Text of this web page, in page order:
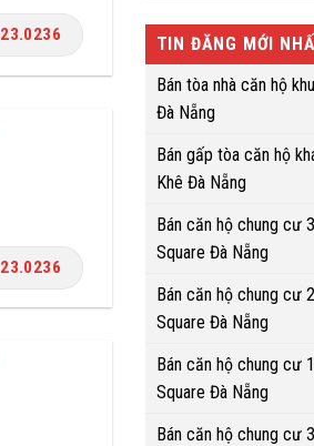
TIN ĐĂNG MỚI
Bán tòa nhà căn hộ
Đà Nẵng
Bán gấp tòa căn hộ
Khê Đà Nẵng
Bán căn hộ chung cư
Square Đà Nẵng
Bán căn hộ chung cư
Square Đà Nẵng
Bán căn hộ chung cư
Square Đà Nẵng
Bán căn hộ chung cư